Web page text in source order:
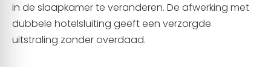
in de slaapkamer te veranderen. De afwerking met
dubbele hotelsluiting geeft een verzorgde
uitstraling zonder overdaad.